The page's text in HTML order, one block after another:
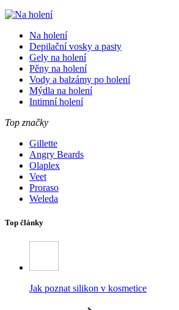
Na holení
Depilační vosky a pasty
Gely na holení
Pěny na holení
Vody a balzámy po holení
Mýdla na holení
Intimní holení
Top značky
Gillette
Angry Beards
Olaplex
Veet
Proraso
Weleda
Top články
Jak poznat silikon v kosmetice